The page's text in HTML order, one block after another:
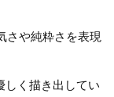
さや純粋さを表現
しく描き出してい